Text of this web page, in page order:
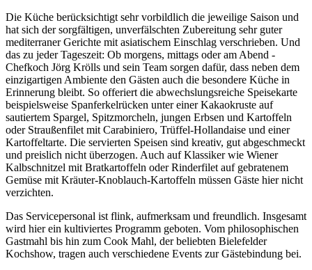
Die Küche berücksichtigt sehr vorbildlich die jeweilige Saison und
hat sich der sorgfältigen, unverfälschten Zubereitung sehr guter
mediterraner Gerichte mit asiatischem Einschlag verschrieben. Und
das zu jeder Tageszeit: Ob morgens, mittags oder am Abend -
Chefkoch Jörg Krölls und sein Team sorgen dafür, dass neben dem
einzigartigen Ambiente den Gästen auch die besondere Küche in
Erinnerung bleibt. So offeriert die abwechslungsreiche Speisekarte
beispielsweise Spanferkelrücken unter einer Kakaokruste auf
sautiertem Spargel, Spitzmorcheln, jungen Erbsen und Kartoffeln
oder Straußenfilet mit Carabiniero, Trüffel-Hollandaise und einer
Kartoffeltarte. Die servierten Speisen sind kreativ, gut abgeschmeckt
und preislich nicht überzogen. Auch auf Klassiker wie Wiener
Kalbschnitzel mit Bratkartoffeln oder Rinderfilet auf gebratenem
Gemüse mit Kräuter-Knoblauch-Kartoffeln müssen Gäste hier nicht
verzichten.
Das Servicepersonal ist flink, aufmerksam und freundlich. Insgesamt
wird hier ein kultiviertes Programm geboten. Vom philosophischen
Gastmahl bis hin zum Cook Mahl, der beliebten Bielefelder
Kochshow, tragen auch verschiedene Events zur Gästebindung bei.